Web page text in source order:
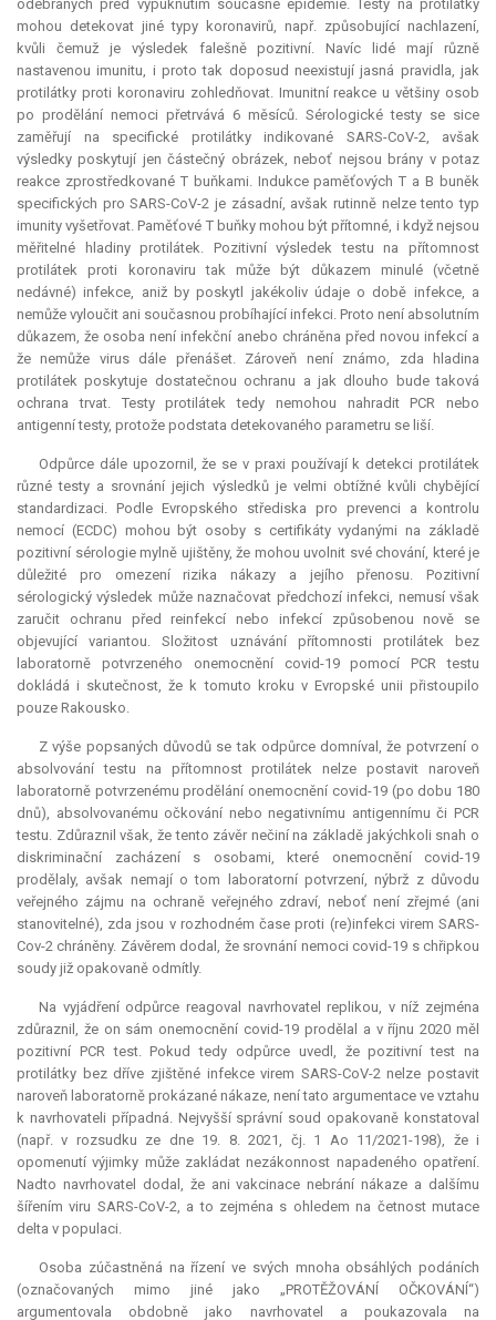
odebraných před vypuknutím současné epidemie. Testy na protilátky
mohou detekovat jiné typy koronavirů, např. způsobující nachlazení,
kvůli čemuž je výsledek falešně pozitivní. Navíc lidé mají různě
nastavenou imunitu, i proto tak doposud neexistují jasná pravidla, jak
protilátky proti koronaviru zohledňovat. Imunitní reakce u většiny osob
po prodělání nemoci přetrvává 6 měsíců. Sérologické testy se sice
zaměřují na specifické protilátky indikované SARS-CoV-2, avšak
výsledky poskytují jen částečný obrázek, neboť nejsou brány v potaz
reakce zprostředkované T buňkami. Indukce paměťových T a B buněk
specifických pro SARS-CoV-2 je zásadní, avšak rutinně nelze tento typ
imunity vyšetřovat. Paměťové T buňky mohou být přítomné, i když nejsou
měřitelné hladiny protilátek. Pozitivní výsledek testu na přítomnost
protilátek proti koronaviru tak může být důkazem minulé (včetně
nedávné) infekce, aniž by poskytl jakékoliv údaje o době infekce, a
nemůže vyloučit ani současnou probíhající infekci. Proto není absolutním
důkazem, že osoba není infekční anebo chráněna před novou infekcí a
že nemůže virus dále přenášet. Zároveň není známo, zda hladina
protilátek poskytuje dostatečnou ochranu a jak dlouho bude taková
ochrana trvat. Testy protilátek tedy nemohou nahradit PCR nebo
antigenní testy, protože podstata detekovaného parametru se liší.
Odpůrce dále upozornil, že se v praxi používají k detekci protilátek
různé testy a srovnání jejich výsledků je velmi obtížné kvůli chybějící
standardizaci. Podle Evropského střediska pro prevenci a kontrolu
nemocí (ECDC) mohou být osoby s certifikáty vydanými na základě
pozitivní sérologie mylně ujištěny, že mohou uvolnit své chování, které je
důležité pro omezení rizika nákazy a jejího přenosu. Pozitivní
sérologický výsledek může naznačovat předchozí infekci, nemusí však
zaručit ochranu před reinfekcí nebo infekcí způsobenou nově se
objevující variantou. Složitost uznávání přítomnosti protilátek bez
laboratorně potvrzeného onemocnění covid-19 pomocí PCR testu
dokládá i skutečnost, že k tomuto kroku v Evropské unii přistoupilo
pouze Rakousko.
Z výše popsaných důvodů se tak odpůrce domníval, že potvrzení o
absolvování testu na přítomnost protilátek nelze postavit naroveň
laboratorně potvrzenému prodělání onemocnění covid-19 (po dobu 180
dnů), absolvovanému očkování nebo negativnímu antigennímu či PCR
testu. Zdůraznil však, že tento závěr nečiní na základě jakýchkoli snah o
diskriminační zacházení s osobami, které onemocnění covid-19
prodělaly, avšak nemají o tom laboratorní potvrzení, nýbrž z důvodu
veřejného zájmu na ochraně veřejného zdraví, neboť není zřejmé (ani
stanovitelné), zda jsou v rozhodném čase proti (re)infekci virem SARS-
Cov-2 chráněny. Závěrem dodal, že srovnání nemoci covid-19 s chřipkou
soudy již opakovaně odmítly.
Na vyjádření odpůrce reagoval navrhovatel replikou, v níž zejména
zdůraznil, že on sám onemocnění covid-19 prodělal a v říjnu 2020 měl
pozitivní PCR test. Pokud tedy odpůrce uvedl, že pozitivní test na
protilátky bez dříve zjištěné infekce virem SARS-CoV-2 nelze postavit
naroveň laboratorně prokázané nákaze, není tato argumentace ve vztahu
k navrhovateli případná. Nejvyšší správní soud opakovaně konstatoval
(např. v rozsudku ze dne 19. 8. 2021, čj. 1 Ao 11/2021-198), že i
opomenutí výjimky může zakládat nezákonnost napadeného opatření.
Nadto navrhovatel dodal, že ani vakcinace nebrání nákaze a dalšímu
šířením viru SARS-CoV-2, a to zejména s ohledem na četnost mutace
delta v populaci.
Osoba zúčastněná na řízení ve svých mnoha obsáhlých podáních
(označovaných mimo jiné jako „PROTĚŽOVÁNÍ OČKOVÁNÍ“)
argumentovala obdobně jako navrhovatel a poukazovala na